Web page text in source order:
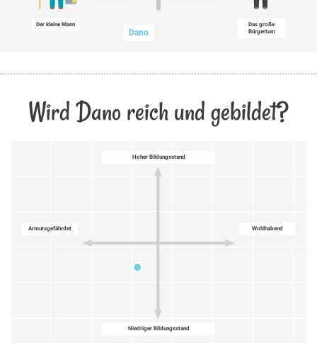
Der kleine Mann
Dano
Das große
Bürgertum
Wird Dano reich und gebildet?
Hoher Bildungsstand
Wohlhabend
Niedriger Bildungsstand
Armutsgefährdet